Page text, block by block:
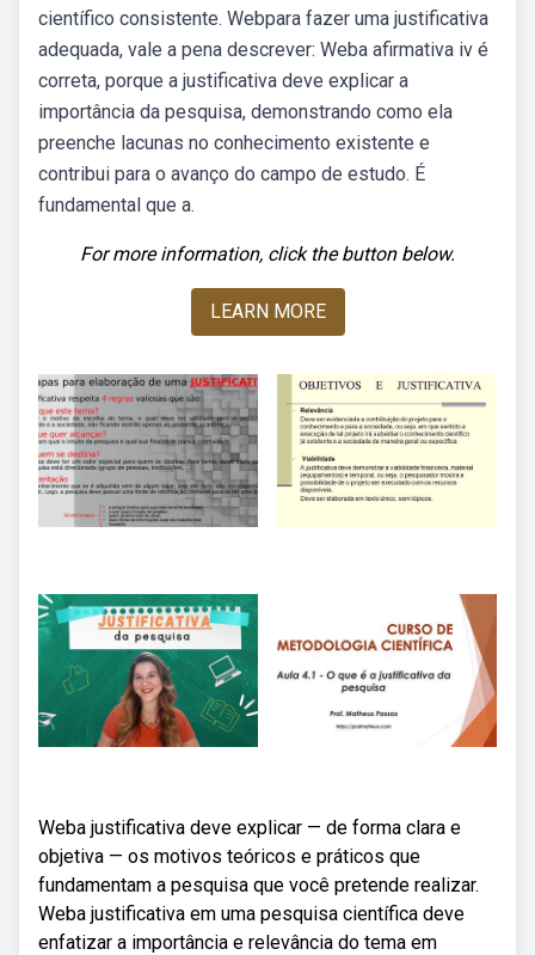
científico consistente. Webpara fazer uma justificativa
adequada, vale a pena descrever: Weba afirmativa iv é
correta, porque a justificativa deve explicar a
importância da pesquisa, demonstrando como ela
preenche lacunas no conhecimento existente e
contribui para o avanço do campo de estudo. É
fundamental que a.
For more information, click the button below.
LEARN MORE
Weba justificativa deve explicar — de forma clara e
objetiva — os motivos teóricos e práticos que
fundamentam a pesquisa que você pretende realizar.
Weba justificativa em uma pesquisa científica deve
enfatizar a importância e relevância do tema em